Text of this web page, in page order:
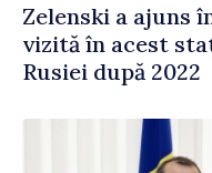
Zelenski a ajuns
vizită în acest
Rusiei după 2022